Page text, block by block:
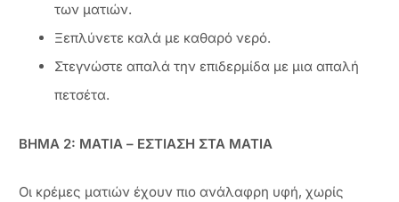
των ματιών.
Ξεπλύνετε καλά με καθαρό νερό.
Στεγνώστε απαλά την επιδερμίδα με μια απαλή
πετσέτα.
ΒΗΜΑ 2: ΜΑΤΙΑ – ΕΣΤΙΑΣΗ ΣΤΑ ΜΑΤΙΑ
Οι κρέμες ματιών έχουν πιο ανάλαφρη υφή, χωρίς